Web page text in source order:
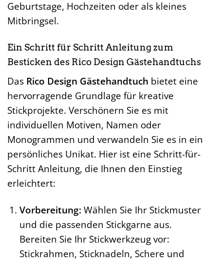
Geburtstage, Hochzeiten oder als kleines
Mitbringsel.
Ein Schritt für Schritt Anleitung zum
Besticken des Rico Design Gästehandtuchs
Das Rico Design Gästehandtuch bietet eine
hervorragende Grundlage für kreative
Stickprojekte. Verschönern Sie es mit
individuellen Motiven, Namen oder
Monogrammen und verwandeln Sie es in ein
persönliches Unikat. Hier ist eine Schritt-für-
Schritt Anleitung, die Ihnen den Einstieg
erleichtert:
Vorbereitung: Wählen Sie Ihr Stickmuster
und die passenden Stickgarne aus.
Bereiten Sie Ihr Stickwerkzeug vor:
Stickrahmen, Sticknadeln, Schere und